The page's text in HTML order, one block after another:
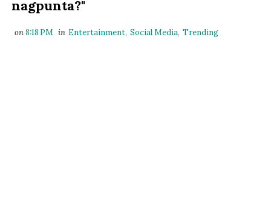
nagpunta?"
on8:18 PM in Entertainment, Social Media, Trending